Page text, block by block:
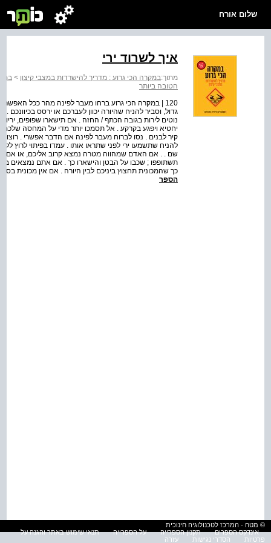
שלום אורח
איך לשרוד ירי
מתוך:במקרה הכי גרוע : מדריך להישרדות במצבי קיצון >
הטובה ביותר
120 | במקרה הכי גרוע ברחו מעבר לפינה מהר ככל
נוטים לירות בגובה הכתף / החזה . אם תישארו שפופים,
יחטיא ויפגע בקרקע . אל תסמכו יותר מדי על המחסה שלכם .
להניח שתשמעו ירי לפני שתראו אותו . עמדו בפיתוי לרוץ
שם . . אם האדם שמהווה מטרה נמצא קרוב אליכם, או אם
תשתופפו ; שכבו על הבטן והישארו כך . אם אתם נמצאים
כך שהמכונית תחצוץ ביניכם לבין היורה . אם אין מכונית
הספר
© מטח - המרכז לטכנולוגיה חינוכית
אינדקס הספרים
תקנון הספרייה על הספרייה
תנאי שימוש באתר והגנה על
פרטיות
הסדרי נגישות עזרה